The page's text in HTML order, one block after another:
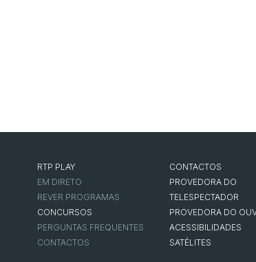
RTP PLAY
EM DIRETO
REVER PROGRAMAS
CONCURSOS
PERGUNTAS FREQUENTES
CONTACTOS
CONTACTOS
PROVEDORA DO
TELESPECTADOR
PROVEDORA DO
ACESSIBILIDADES
SATÉLITES